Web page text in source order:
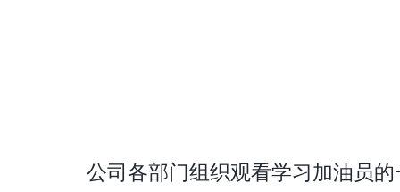
公司各部门组织观看学习加油员